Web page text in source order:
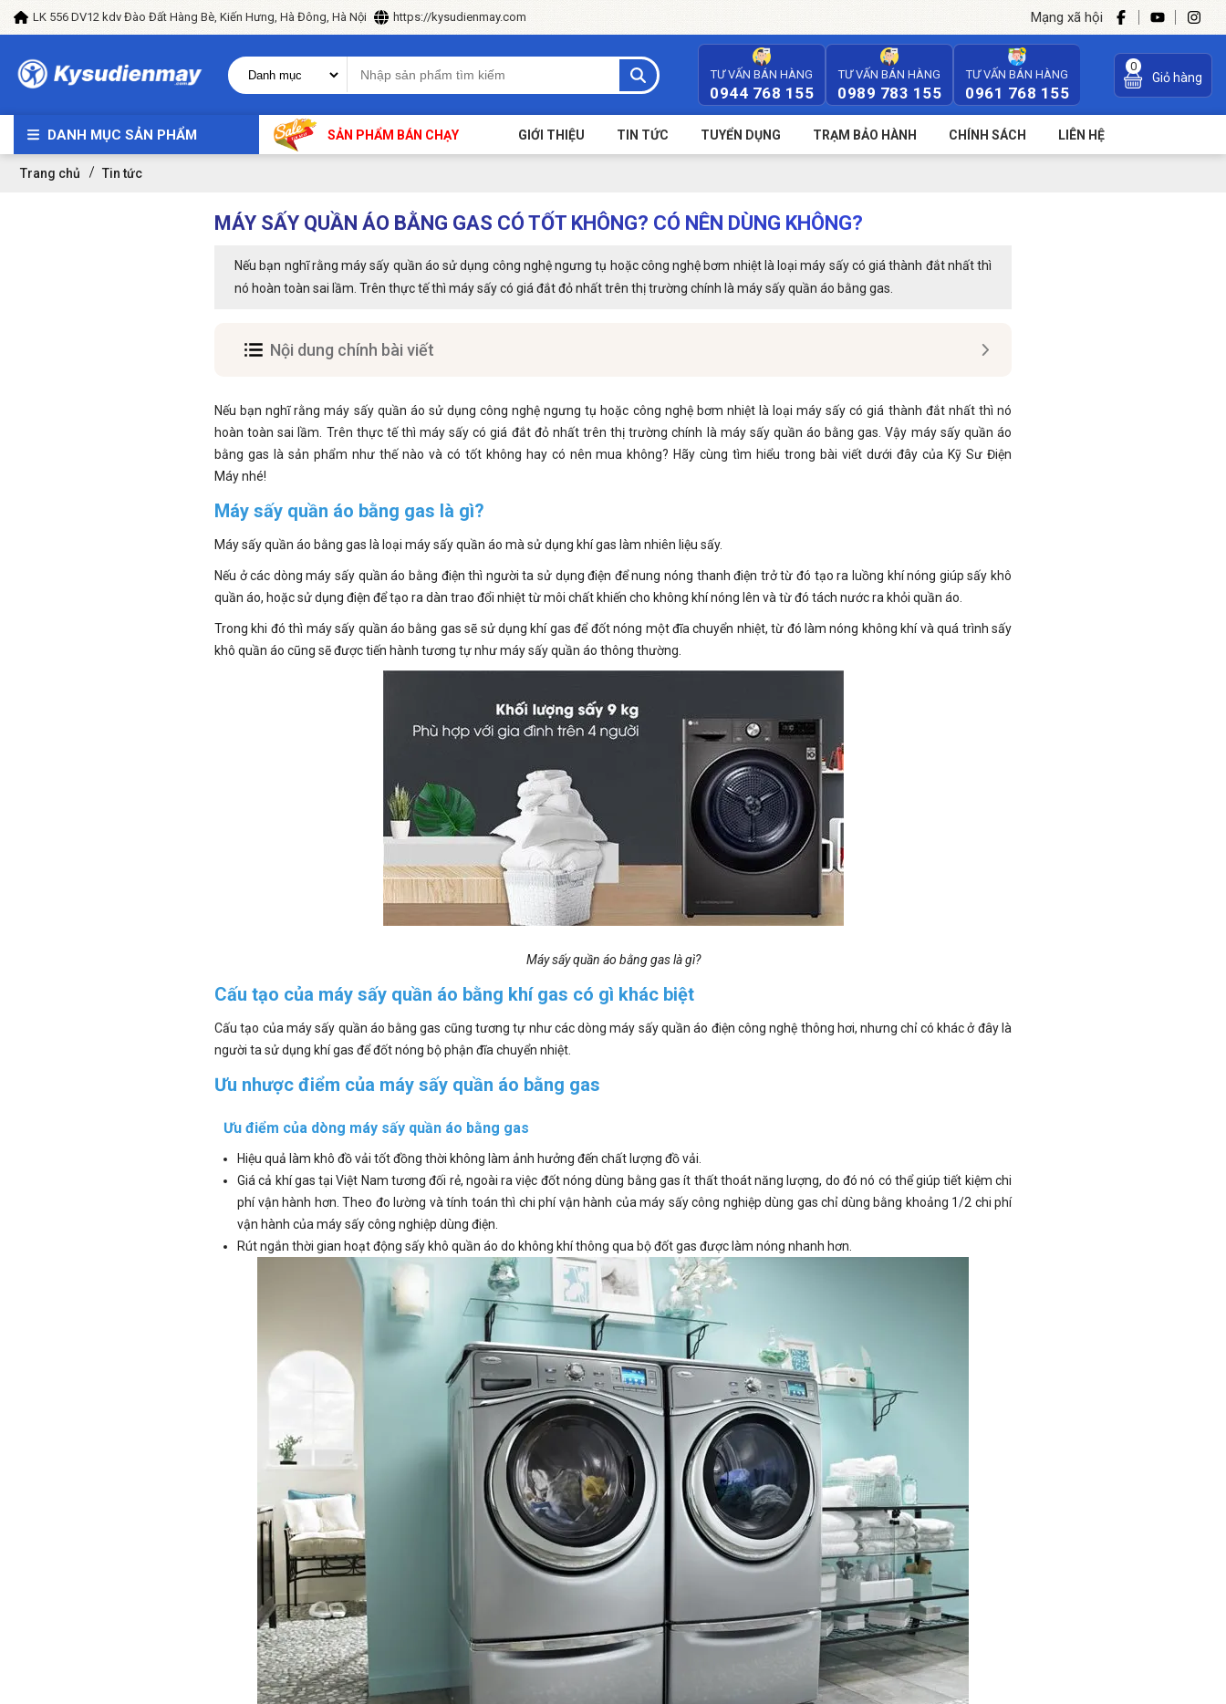
LK 556 DV12 kdv Đào Đất Hàng Bè, Kiến Hưng, Hà Đông, Hà Nội https://kysudienmay.com Mạng xã hội
TƯ VẤN BÁN HÀNG
0944 768 155
TƯ VẤN BÁN HÀNG
0989 783 155
TƯ VẤN BÁN HÀNG
0961 768 155
0
Giỏ hàng
DANH MỤC SẢN PHẨM SẢN PHẨM BÁN CHẠY GIỚI THIỆU TIN TỨC TUYỂN DỤNG TRẠM BẢO HÀNH CHÍNH SÁCH LIÊN HỆ
Trang chủ Tin tức
MÁY SẤY QUẦN ÁO BẰNG GAS CÓ TỐT KHÔNG? CÓ NÊN DÙNG KHÔNG?
Nếu bạn nghĩ rằng máy sấy quần áo sử dụng công nghệ ngưng tụ hoặc công nghệ bơm nhiệt là loại máy sấy có giá thành đắt nhất thì
nó hoàn toàn sai lầm. Trên thực tế thì máy sấy có giá đắt đỏ nhất trên thị trường chính là máy sấy quần áo bằng gas.
Nội dung chính bài viết
Nếu bạn nghĩ rằng máy sấy quần áo sử dụng công nghệ ngưng tụ hoặc công nghệ bơm nhiệt là loại máy sấy có giá thành đắt nhất thì nó
hoàn toàn sai lầm. Trên thực tế thì máy sấy có giá đắt đỏ nhất trên thị trường chính là máy sấy quần áo bằng gas. Vậy máy sấy quần áo
bằng gas là sản phẩm như thế nào và có tốt không hay có nên mua không? Hãy cùng tìm hiểu trong bài viết dưới đây của Kỹ Sư Điện
Máynhé!
Máy sấy quần áo bằng gas là gì?
Máy sấy quần áo bằng gas là loại máy sấy quần áo mà sử dụng khí gas làm nhiên liệu sấy.
Nếu ở các dòng máy sấy quần áo bằng điện thì người ta sử dụng điện để nung nóng thanh điện trở từ đó tạo ra luồng khí nóng giúp sấy khô
quần áo, hoặc sử dụng điện để tạo ra dàn trao đổi nhiệt từ môi chất khiến cho không khí nóng lên và từ đó tách nước ra khỏi quần áo.
Trong khi đó thì máy sấy quần áo bằng gas sẽ sử dụng khí gas để đốt nóng một đĩa chuyển nhiệt, từ đó làm nóng không khí và quá trình sấy
khô quần áo cũng sẽ được tiến hành tương tự như máy sấy quần áo thông thường.
Máy sấy quần áo bằng gas là gì?
Cấu tạo của máy sấy quần áo bằng khí gas có gì khác biệt
Cấu tạo của máy sấy quần áo bằng gas cũng tương tự như các dòng máy sấy quần áo điện công nghệ thông hơi, nhưng chỉ có khác ở đây là
người ta sử dụng khí gas để đốt nóng bộ phận đĩa chuyển nhiệt.
Ưu nhược điểm của máy sấy quần áo bằng gas
Ưu điểm của dòng máy sấy quần áo bằng gas
Hiệu quả làm khô đồ vải tốt đồng thời không làm ảnh hưởng đến chất lượng đồ vải.
Giá cả khí gas tại Việt Nam tương đối rẻ, ngoài ra việc đốt nóng dùng bằng gas ít thất thoát năng lượng, do đó nó có thể giúp tiết kiệm chi
phí vận hành hơn. Theo đo lường và tính toán thì chi phí vận hành của máy sấy công nghiệp dùng gas chỉ dùng bằng khoảng 1/2 chi phí
vận hành của máy sấy công nghiệp dùng điện.
Rút ngắn thời gian hoạt động sấy khô quần áo do không khí thông qua bộ đốt gas được làm nóng nhanh hơn.